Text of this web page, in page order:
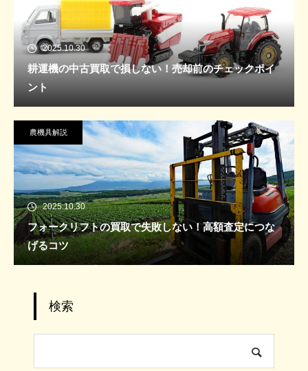
2025.10.30
耕運機の中古買取で損しない！売却前のチェックポイ
ント
農機具解説
2025.10.30
フォークリフトの買取で失敗しない！高額査定につな
げるコツ
検索